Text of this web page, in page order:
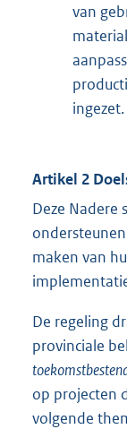
van
ingezet.
Artikel 2
Deze Nadere
maken van
De regeling
provinciale
op projecten
volgende